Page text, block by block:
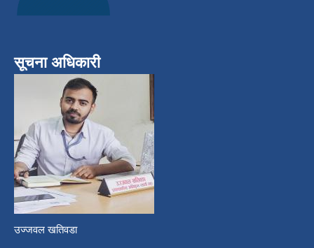
सूचना अधिकारी
उज्जवल खतिवडा